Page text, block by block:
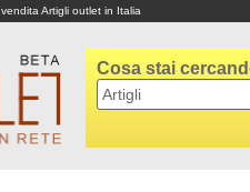
Artigli outlet in Italia
Cosa stai